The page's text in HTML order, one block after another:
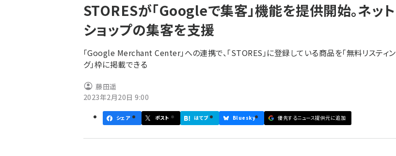
ン
く
ず
STORESが「Googleで集客」機能を提供開始。ネット
ショップの集客を支援
「Google Merchant Center」への連携で、「STORES」に登録している商品を「無料リスティン
グ」枠に掲載できる
藤田遥
2023年2月20日 9:00
シェア ポスト はてブ Bluesky 優先するニュース提供元に追加